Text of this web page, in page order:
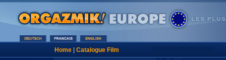
Home| Catalogue Film